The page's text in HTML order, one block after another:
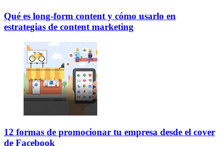
Qué es long-form content y cómo usarlo en
estrategias de content marketing
12 formas de promocionar tu empresa desde el cover
de Facebook